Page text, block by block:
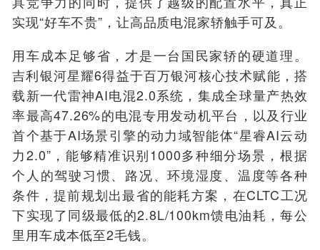
实现“好车不贵”，让高品质电混家轿触手可及。
用车成本足够省，才是一台国民家轿的硬道理。
吉利银河星耀6得益于百万银河核心技术赋能，搭
载新一代雷神AI电混2.0系统，集成全球量产热效
率最高47.26%的电混专用发动机平台，以及行业
首个基于AI场景引擎的动力域智能体“星睿AI云动
力2.0”，能够精准识别1000多种细分场景，根据
个人的驾驶习惯、路况、环境湿度、温度等各种
条件，提前规划出最省的能耗方案，在CLTC工况
下实现了同级最低的2.8L/100km馈电油耗，每公
里用车成本低至2毛钱。